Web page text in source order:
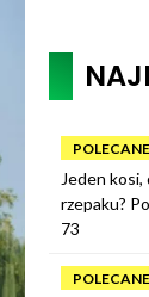
POLECANE
Jeden kosi,
rzepaku?
73
POLECANE